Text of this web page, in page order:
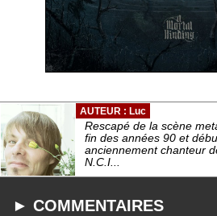
AUTEUR : Luc
Rescapé de la scène
fin des années 90 et
anciennement chanteur
N.C.I...
► COMMENTAIRES